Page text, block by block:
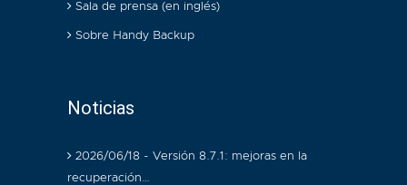
Sala de prensa (en inglés)
Sobre Handy Backup
Noticias
2026/06/18 - Versión 8.7.1: mejoras en la
recuperación…